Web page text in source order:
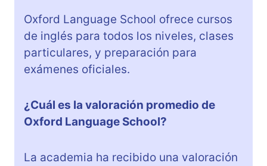
Oxford Language School ofrece cursos
de inglés para todos los niveles, clases
particulares, y preparación para
exámenes oficiales.
¿Cuál es la valoración promedio de
Oxford Language School?
La academia ha recibido una valoración